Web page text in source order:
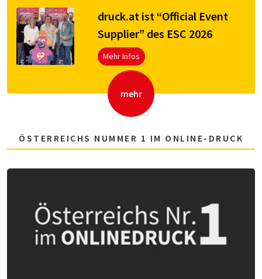
druck.at ist “Official Event
Supplier” des ESC 2026
Mehr Infos
mehr
ÖSTERREICHS NUMMER 1 IM ONLINE-DRUCK